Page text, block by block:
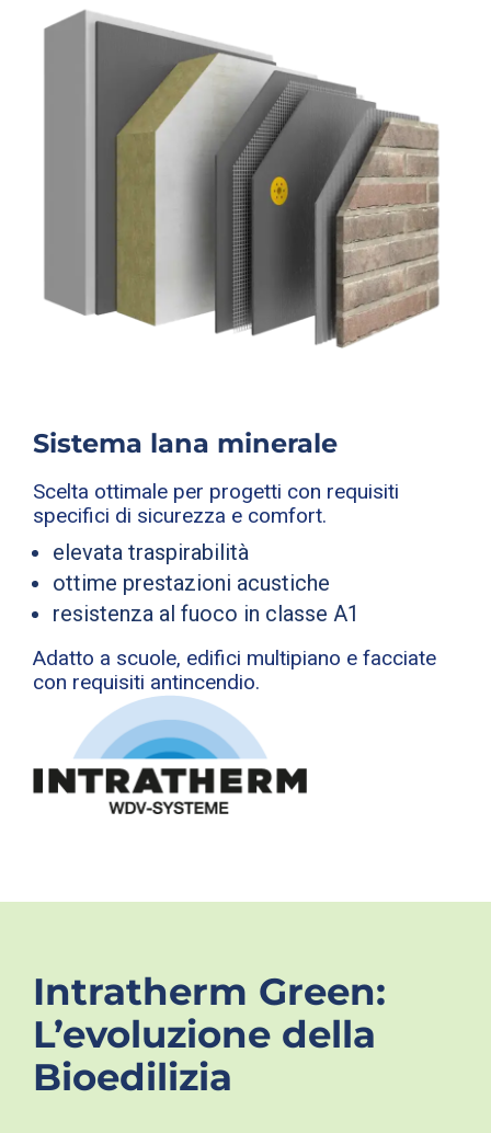
Sistema lana minerale
Scelta ottimale per progetti con requisiti
specifici di sicurezza e comfort.
elevata traspirabilità
ottime prestazioni acustiche
resistenza al fuoco in classe A1
Adatto a scuole, edifici multipiano e facciate
con requisiti antincendio.
Intratherm Green:
L’evoluzione della
Bioedilizia